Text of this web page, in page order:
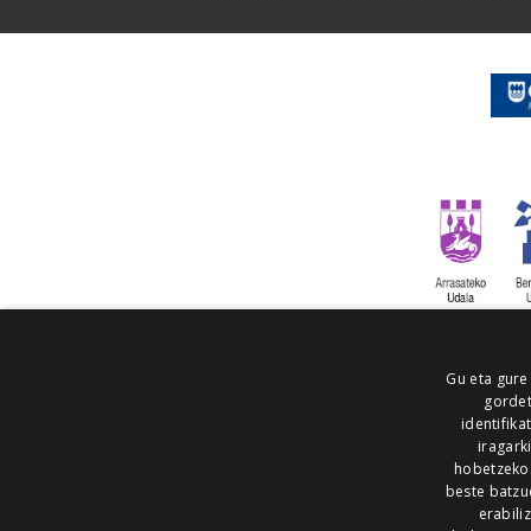
Gu eta
hobetzeko.
beste